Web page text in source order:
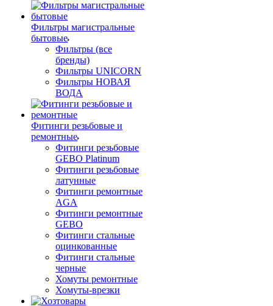
Фильтры магистральные
бытовые
Фильтры (все
бренды)
Фильтры UNICORN
Фильтры НОВАЯ
ВОДА
Фитинги резьбовые и
ремонтные
Фитинги резьбовые
GEBO Platinum
Фитинги резьбовые
латунные
Фитинги ремонтные
AGA
Фитинги ремонтные
GEBO
Фитинги стальные
оцинкованные
Фитинги стальные
черные
Хомуты ремонтные
Хомуты-врезки